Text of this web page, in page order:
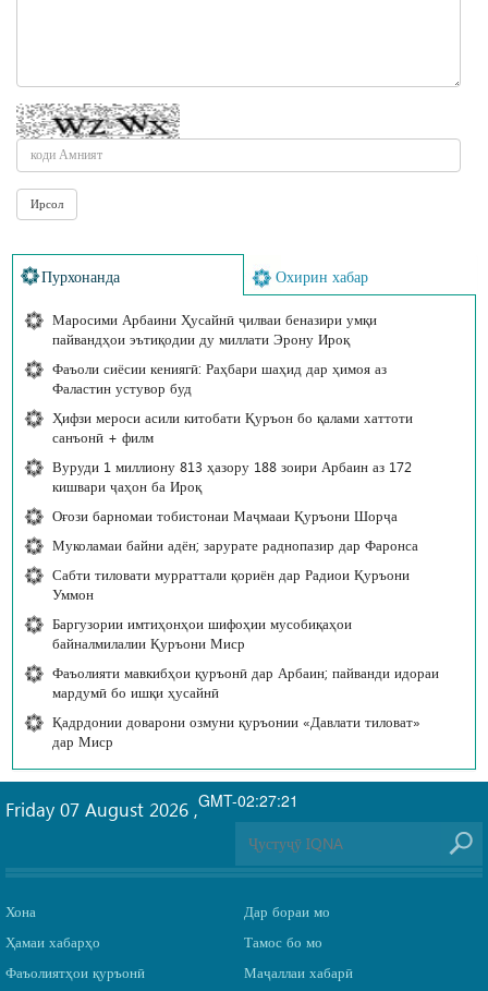
Пурхонанда Охирин хабар
Маросими Арбаини Ҳусайнӣ ҷилваи беназири умқи
пайвандҳои эътиқодии ду миллати Эрону Ироқ
Фаъоли сиёсии кениягӣ: Раҳбари шаҳид дар ҳимоя аз
Фаластин устувор буд
Ҳифзи мероси асили китобати Қуръон бо қалами хаттоти
санъонӣ + филм
Вуруди 1 миллиону 813 ҳазору 188 зоири Арбаин аз 172
кишвари ҷаҳон ба Ироқ
Оғози барномаи тобистонаи Маҷмааи Қуръони Шорҷа
Муколамаи байни адён; зарурате раднопазир дар Фаронса
Сабти тиловати мурраттали қориён дар Радиои Қуръони
Уммон
Баргузории имтиҳонҳои шифоҳии мусобиқаҳои
байналмилалии Қуръони Миср
Фаъолияти мавкибҳои қуръонӣ дар Арбаин; пайванди идораи
мардумӣ бо ишқи ҳусайнӣ
Қадрдонии доварони озмуни қуръонии «Давлати тиловат»
дар Миср
GMT-02:27:21
Friday 07 August 2026 ,
Хона
Ҳамаи хабарҳо
Фаъолиятҳои қуръонӣ
Дар бораи мо
Тамос бо мо
Маҷаллаи хабарӣ